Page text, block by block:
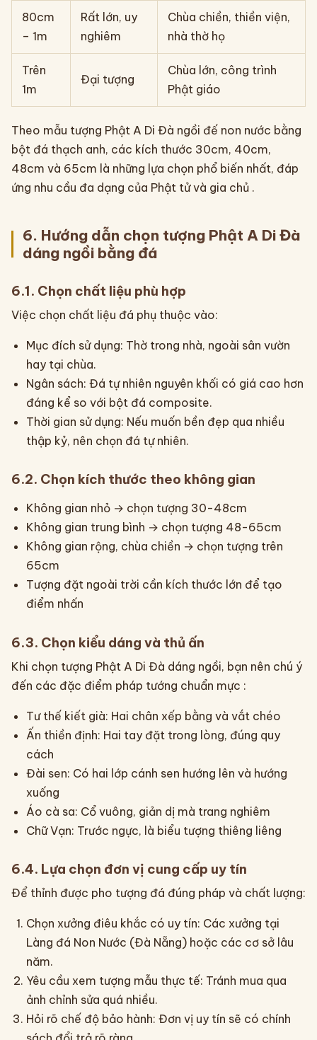
80cm
– 1m
Rất lớn, uy
nghiêm
Chùa chiền, thiền viện,
nhà thờ họ
Trên
1m
Đại tượng
Chùa lớn, công trình
Phật giáo
Theo mẫu tượng Phật A Di Đà ngồi đế non nước bằng
bột đá thạch anh, các kích thước 30cm, 40cm,
48cm và 65cm là những lựa chọn phổ biến nhất, đáp
ứng nhu cầu đa dạng của Phật tử và gia chủ .
6. Hướng dẫn chọn tượng Phật A Di Đà
dáng ngồi bằng đá
6.1. Chọn chất liệu phù hợp
Việc chọn chất liệu đá phụ thuộc vào:
Mục đích sử dụng: Thờ trong nhà, ngoài sân vườn
hay tại chùa.
Ngân sách: Đá tự nhiên nguyên khối có giá cao hơn
đáng kể so với bột đá composite.
Thời gian sử dụng: Nếu muốn bền đẹp qua nhiều
thập kỷ, nên chọn đá tự nhiên.
6.2. Chọn kích thước theo không gian
Không gian nhỏ → chọn tượng 30-48cm
Không gian trung bình → chọn tượng 48-65cm
Không gian rộng, chùa chiền → chọn tượng trên
65cm
Tượng đặt ngoài trời cần kích thước lớn để tạo
điểm nhấn
6.3. Chọn kiểu dáng và thủ ấn
Khi chọn tượng Phật A Di Đà dáng ngồi, bạn nên chú ý
đến các đặc điểm pháp tướng chuẩn mực :
Tư thế kiết già: Hai chân xếp bằng và vắt chéo
Ấn thiền định: Hai tay đặt trong lòng, đúng quy
cách
Đài sen: Có hai lớp cánh sen hướng lên và hướng
xuống
Áo cà sa: Cổ vuông, giản dị mà trang nghiêm
Chữ Vạn: Trước ngực, là biểu tượng thiêng liêng
6.4. Lựa chọn đơn vị cung cấp uy tín
Để thỉnh được pho tượng đá đúng pháp và chất lượng:
Chọn xưởng điêu khắc có uy tín: Các xưởng tại
Làng đá Non Nước (Đà Nẵng) hoặc các cơ sở lâu
năm.
Yêu cầu xem tượng mẫu thực tế: Tránh mua qua
ảnh chỉnh sửa quá nhiều.
Hỏi rõ chế độ bảo hành: Đơn vị uy tín sẽ có chính